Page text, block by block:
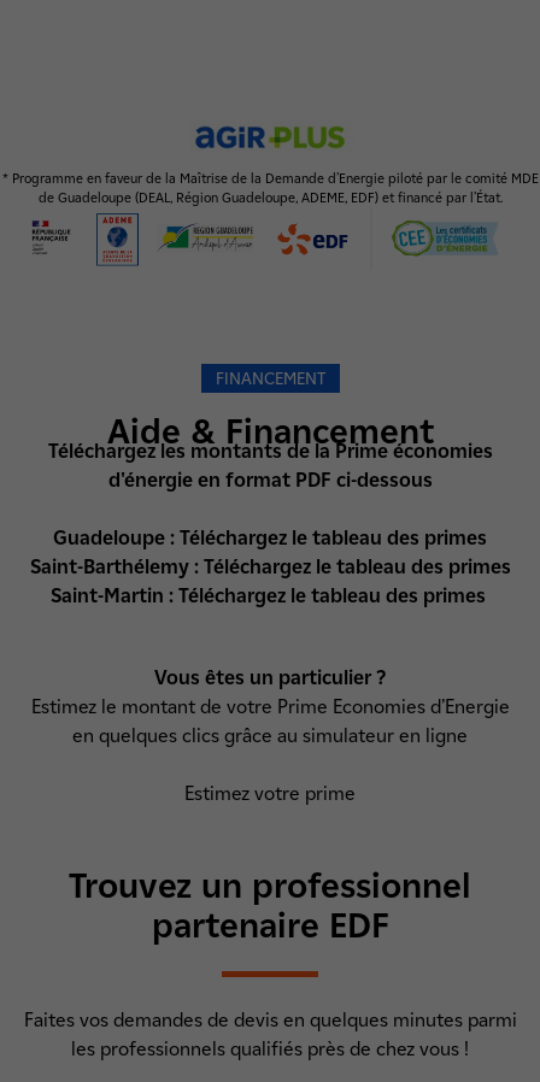
* Programme en faveur de la Maîtrise de la Demande d’Energie piloté par le comité MDE
de Guadeloupe (DEAL, Région Guadeloupe, ADEME, EDF) et financé par l’État.
Aide & Financement
FINANCEMENT
Téléchargez les montants de la Prime économies
d'énergie en format PDF ci-dessous
Guadeloupe : Téléchargez le tableau des primes
Saint-Barthélemy : Téléchargez le tableau des primes
Saint-Martin : Téléchargez le tableau des primes
Vous êtes un particulier ?
Estimez le montant de votre Prime Economies d’Energie
en quelques clics grâce au simulateur en ligne
Estimez votre prime
Trouvez un professionnel
partenaire EDF
Faites vos demandes de devis en quelques minutes parmi
les professionnels qualifiés près de chez vous !